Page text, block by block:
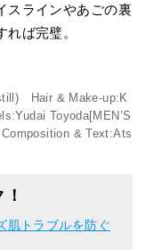
スラインやあごの裏
ば完璧。
Hair & Make-up:K
Toyoda[MEN’S
& Text:Ats
肌トラブルを防ぐ